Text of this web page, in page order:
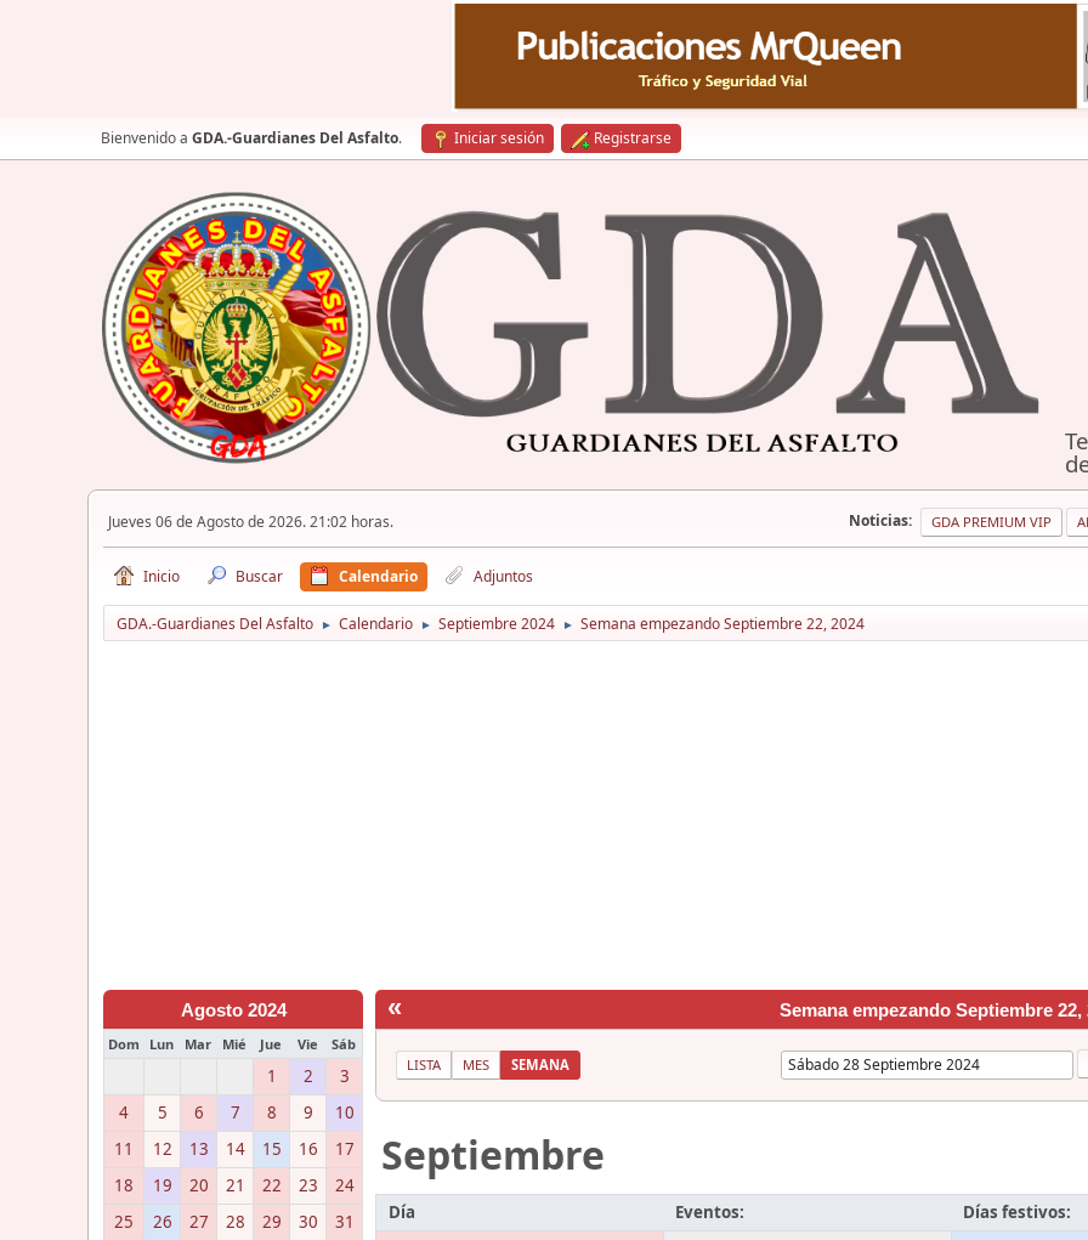
Bienvenido a GDA.-Guardianes Del Asfalto. Iniciar sesión Registrarse
Jueves 06 de Agosto de 2026. 21:02 horas. Noticias: GDA PREMIUM VIP
Inicio Buscar Calendario Adjuntos
GDA.-Guardianes Del Asfalto ► Calendario ► Septiembre 2024 ► Semana empezando Septiembre 22, 2024
Agosto 2024
Dom Lun Mar Mié Jue Vie Sáb
1 2
3
4
5 6 7 8 9
10
11
12 13 14 15 16
17
18
19 20 21 22 23
24
25
26 27 28 29 30 31
« Semana empezando Septiembre 22,
LISTA MES SEMANA
Septiembre
Día Eventos: Días festivos: